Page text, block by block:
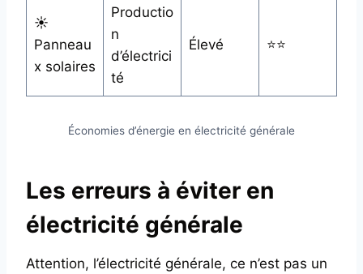
☀️
Panneau
x solaires
Productio
n
d’électrici
té
Élevé ⭐⭐
Économies d’énergie en électricité générale
Les erreurs à éviter en
électricité générale
Attention, l’électricité générale, ce n’est pas un